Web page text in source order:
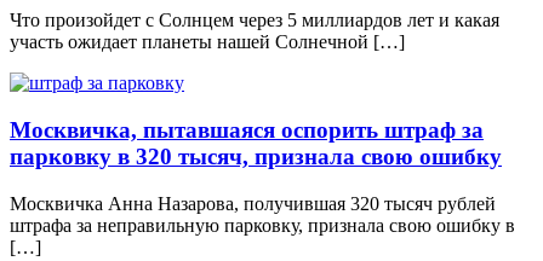
Что произойдет с Солнцем через 5 миллиардов лет и какая
участь ожидает планеты нашей Солнечной […]
Москвичка, пытавшаяся оспорить штраф за
парковку в 320 тысяч, признала свою ошибку
Москвичка Анна Назарова, получившая 320 тысяч рублей
штрафа за неправильную парковку, признала свою ошибку в
[…]